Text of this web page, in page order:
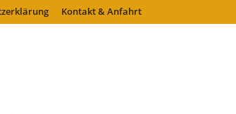
Kontakt & Anfahrt